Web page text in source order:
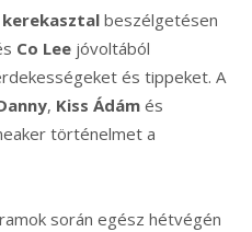
kerekasztal beszélgetésen
Co Lee jóvoltából
és tippeket. A
, Kiss Ádám és
történelmet a
során egész hétvégén